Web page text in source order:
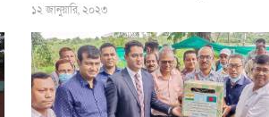
১২ জানুয়ারি, ২০২৩